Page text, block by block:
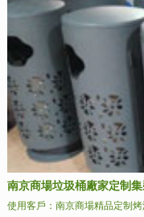
南京商場垃圾桶廠家定制
使用客戶：南京商場精品定制